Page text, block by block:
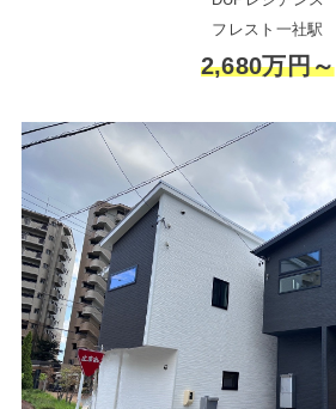
フレスト一社駅
2,680万円～